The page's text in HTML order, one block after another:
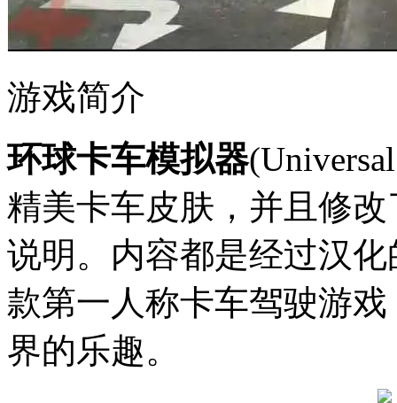
游戏简介
环球卡车模拟器
精美卡车皮肤，并且修
说明。内容都是经过汉
款第一人称卡车驾驶游
界的乐趣。